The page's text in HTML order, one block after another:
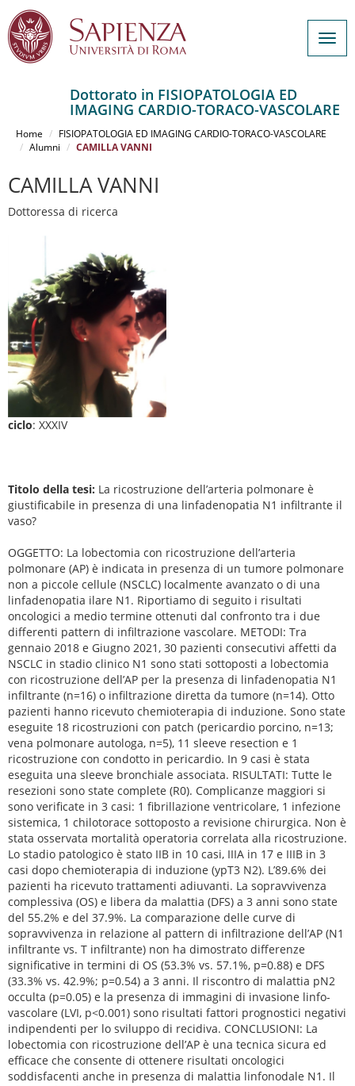
contenuto
Dottorato in FISIOPATOLOGIA ED
IMAGING CARDIO-TORACO-VASCOLARE
Home
FISIOPATOLOGIA ED IMAGING CARDIO-TORACO-VASCOLARE
Alumni
CAMILLA VANNI
CAMILLA VANNI
Dottoressa di ricerca
ciclo: XXXIV
Titolo della tesi: La ricostruzione dell’arteria polmonare è
giustificabile in presenza di una linfadenopatia N1 infiltrante il
vaso?
OGGETTO: La lobectomia con ricostruzione dell’arteria
polmonare (AP) è indicata in presenza di un tumore polmonare
non a piccole cellule (NSCLC) localmente avanzato o di una
linfadenopatia ilare N1. Riportiamo di seguito i risultati
oncologici a medio termine ottenuti dal confronto tra i due
differenti pattern di infiltrazione vascolare. METODI: Tra
gennaio 2018 e Giugno 2021, 30 pazienti consecutivi affetti da
NSCLC in stadio clinico N1 sono stati sottoposti a lobectomia
con ricostruzione dell’AP per la presenza di linfadenopatia N1
infiltrante (n=16) o infiltrazione diretta da tumore (n=14). Otto
pazienti hanno ricevuto chemioterapia di induzione. Sono state
eseguite 18 ricostruzioni con patch (pericardio porcino, n=13;
vena polmonare autologa, n=5), 11 sleeve resection e 1
ricostruzione con condotto in pericardio. In 9 casi è stata
eseguita una sleeve bronchiale associata. RISULTATI: Tutte le
resezioni sono state complete (R0). Complicanze maggiori si
sono verificate in 3 casi: 1 fibrillazione ventricolare, 1 infezione
sistemica, 1 chilotorace sottoposto a revisione chirurgica. Non è
stata osservata mortalità operatoria correlata alla ricostruzione.
Lo stadio patologico è stato IIB in 10 casi, IIIA in 17 e IIIB in 3
casi dopo chemioterapia di induzione (ypT3 N2). L’89.6% dei
pazienti ha ricevuto trattamenti adiuvanti. La sopravvivenza
complessiva (OS) e libera da malattia (DFS) a 3 anni sono state
del 55.2% e del 37.9%. La comparazione delle curve di
sopravvivenza in relazione al pattern di infiltrazione dell’AP (N1
infiltrante vs. T infiltrante) non ha dimostrato differenze
significative in termini di OS (53.3% vs. 57.1%, p=0.88) e DFS
(33.3% vs. 42.9%; p=0.54) a 3 anni. Il riscontro di malattia pN2
occulta (p=0.05) e la presenza di immagini di invasione linfo-
vascolare (LVI, p<0.001) sono risultati fattori prognostici negativi
indipendenti per lo sviluppo di recidiva. CONCLUSIONI: La
lobectomia con ricostruzione dell’AP è una tecnica sicura ed
efficace che consente di ottenere risultati oncologici
soddisfacenti anche in presenza di malattia linfonodale N1. Il